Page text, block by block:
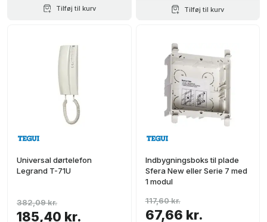
Tilføj til kurv Tilføj til kurv
Universal dørtelefon
Legrand T-71U
185,40 kr.
382,09 kr.
Indbygningsboks til plade
Sfera New eller Serie 7 med
1 modul
67,66 kr.
117,60 kr.